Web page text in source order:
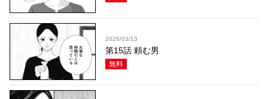
2026/03/13
第15話 頼む男
無料